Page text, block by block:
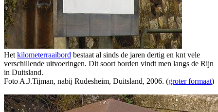
Het kilometerraaibord bestaat al sinds de jaren dertig en knt vele
verschillende uitvoeringen. Dit soort borden vindt men langs de Rijn
in Duitsland.
Foto A.J.Tijman, nabij Rudesheim, Duitsland, 2006. (groter formaat)